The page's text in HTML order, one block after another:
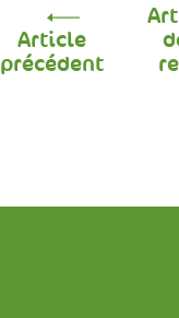
Article
précédent